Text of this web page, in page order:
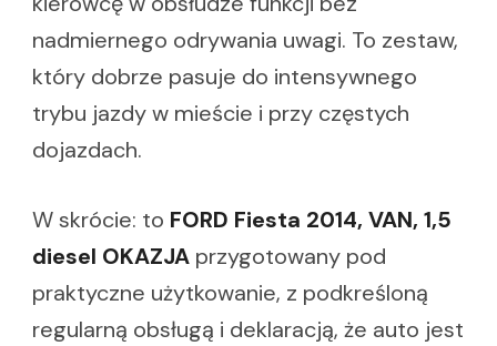
nadmiernego odrywania uwagi. To zestaw,
który dobrze pasuje do intensywnego
trybu jazdy w mieście i przy częstych
dojazdach.
W skrócie: to FORD Fiesta 2014, VAN, 1,5
diesel OKAZJA przygotowany pod
praktyczne użytkowanie, z podkreśloną
regularną obsługą i deklaracją, że auto jest